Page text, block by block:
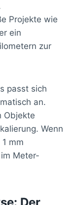
Projekte wie
ein
zur
passt sich
an.
Objekte
Wenn
mm
Meter-
Der